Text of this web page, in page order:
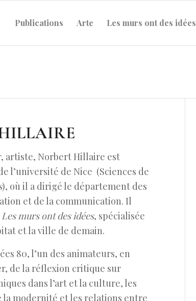
Publications Arte Les murs ont des idées
artiste, Norbert Hillaire est
l’université de Nice (Sciences de
), où il a dirigé le département des
et de la communication. Il
Les murs ont des idées, spécialisée
et la ville de demain.
80, l’un des animateurs, en
de la réflexion critique sur
dans l’art et la culture, les
la modernité et les relations entre